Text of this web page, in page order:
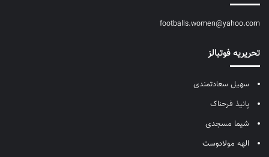
footballs.women@yahoo.com
تحریریه فوتبالز
سهیل سعادتمندی
پانیذ فرحناک
شیما مسجدی
الهه مولادوست